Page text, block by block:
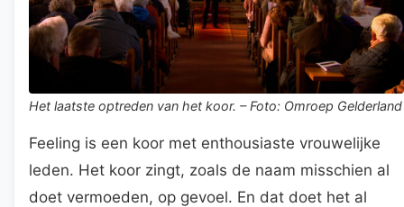
Het laatste optreden van het koor. – Foto: Omroep Gelderland
Feeling is een koor met enthousiaste vrouwelijke
leden. Het koor zingt, zoals de naam misschien al
doet vermoeden, op gevoel. En dat doet het al